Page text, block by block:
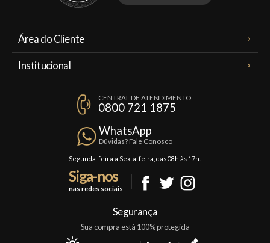
Área do Cliente
Institucional
Política de Privacidade
Trocas e Devoluções
Formas de Pagamento
CENTRAL DE ATENDIMENTO
0800 721 1875
WhatsApp
Dúvidas? Fale Conosco
Segunda-feira a Sexta-feira, das 08h às 17h.
Siga-nos
nas redes sociais
Segurança
Sua compra está 100% protegida